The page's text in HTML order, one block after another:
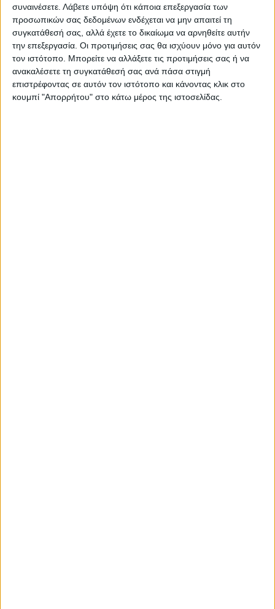
συναινέσετε. Λάβετε υπόψη ότι κάποια επεξεργασία των
προσωπικών σας δεδομένων ενδέχεται να μην απαιτεί τη
συγκατάθεσή σας, αλλά έχετε το δικαίωμα να αρνηθείτε αυτήν
την επεξεργασία. Οι προτιμήσεις σας θα ισχύουν μόνο για αυτόν
τον ιστότοπο. Μπορείτε να αλλάξετε τις προτιμήσεις σας ή να
ανακαλέσετε τη συγκατάθεσή σας ανά πάσα στιγμή
επιστρέφοντας σε αυτόν τον ιστότοπο και κάνοντας κλικ στο
κουμπί "Απορρήτου" στο κάτω μέρος της ιστοσελίδας.
ΠΑΡΟΜΟΙΑ ΑΡΘΡΑ